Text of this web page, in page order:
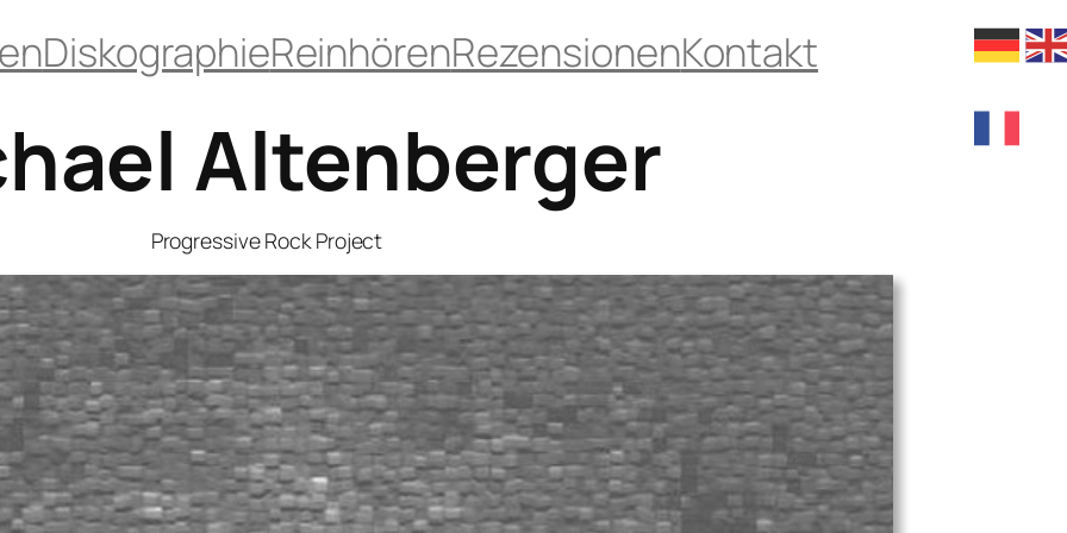
DiskographieReinhörenRezensionenKontakt
Altenberger
Progressive Rock Project